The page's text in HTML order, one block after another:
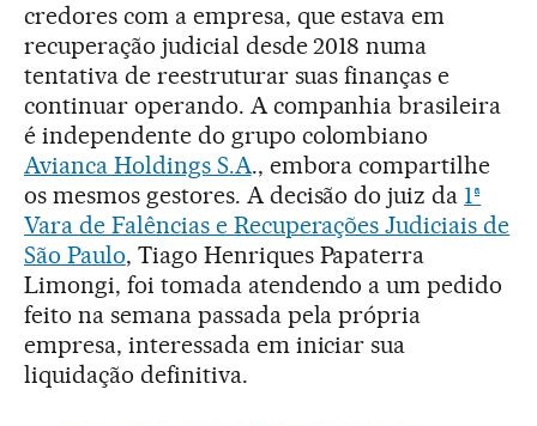
credores com a empresa, que estava em
recuperação judicial desde 2018 numa
tentativa de reestruturar suas finanças e
continuar operando. A companhia brasileira
é independente do grupo colombiano
Avianca Holdings S.A., embora compartilhe
os mesmos gestores. A decisão do juiz da 1ª
Vara de Falências e Recuperações Judiciais de
São Paulo, Tiago Henriques Papaterra
Limongi, foi tomada atendendo a um pedido
feito na semana passada pela própria
empresa, interessada em iniciar sua
liquidação definitiva.